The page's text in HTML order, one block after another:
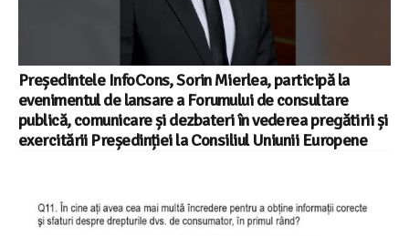
Președintele InfoCons, Sorin Mierlea, participă la
evenimentul de lansare a Forumului de consultare
publică, comunicare și dezbateri în vederea pregătirii și
exercitării Președinției la Consiliul Uniunii Europene